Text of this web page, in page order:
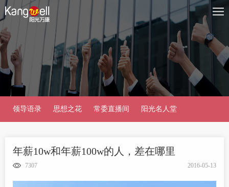
领导语录 思想之花 常委直播间 阳光名人堂
年薪10w和年薪100w的人，差在哪里
7307 2016-05-13